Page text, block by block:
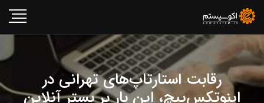
رقابت استارتاپ‌های تهرانی در
اینوتکس‌پیچ، این بار بر بستر آنلاین